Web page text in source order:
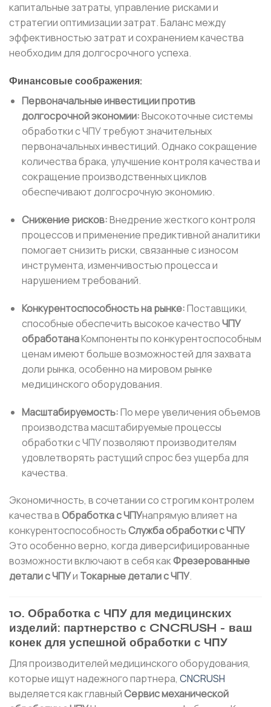
капитальные затраты, управление рисками и
стратегии оптимизации затрат. Баланс между
эффективностью затрат и сохранением качества
необходим для долгосрочного успеха.
Финансовые соображения:
Первоначальные инвестиции против
долгосрочной экономии:Высокоточные системы
обработки с ЧПУ требуют значительных
первоначальных инвестиций. Однако сокращение
количества брака, улучшение контроля качества и
сокращение производственных циклов
обеспечивают долгосрочную экономию.
Снижение рисков:Внедрение жесткого контроля
процессов и применение предиктивной аналитики
помогает снизить риски, связанные с износом
инструмента, изменчивостью процесса и
нарушением требований.
Конкурентоспособность на рынке:Поставщики,
способные обеспечить высокое качествоЧПУ
обработанаКомпоненты по конкурентоспособным
ценам имеют больше возможностей для захвата
доли рынка, особенно на мировом рынке
медицинского оборудования.
Масштабируемость:По мере увеличения объемов
производства масштабируемые процессы
обработки с ЧПУ позволяют производителям
удовлетворять растущий спрос без ущерба для
качества.
Экономичность, в сочетании со строгим контролем
качества вОбработка с ЧПУнапрямую влияет на
конкурентоспособностьСлужба обработки с ЧПУ
Это особенно верно, когда диверсифицированные
возможности включают в себя какФрезерованные
детали с ЧПУи Токарные детали с ЧПУ.
10. Обработка с ЧПУ для медицинских
изделий: партнерство с CNCRUSH - ваш
конек для успешной обработки с ЧПУ
Для производителей медицинского оборудования,
которые ищут надежного партнера, CNCRUSH
выделяется как главныйСервис механической